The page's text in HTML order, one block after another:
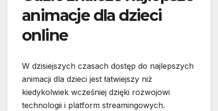
animacje dla dzieci
online
W dzisiejszych czasach dostęp do najlepszych
animacji dla dzieci jest łatwiejszy niż
kiedykolwiek wcześniej dzięki rozwojowi
technologii i platform streamingowych.